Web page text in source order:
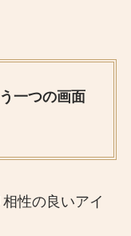
一つの画面
性の良いアイ